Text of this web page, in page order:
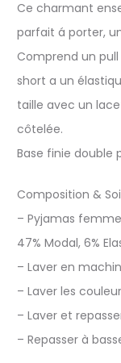
Ce charmant
parfait á porter,
Comprend un
short a un
taille avec un
côtelée.
Base finie double
Composition &
– Pyjamas
47% Modal, 6%
– Laver en
– Laver les
– Laver et
– Repasser à